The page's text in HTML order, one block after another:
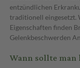
entzündlichen
traditionell eingesetzt.
Eigenschaften finden
Gelenkbeschwerden
Wann sollte